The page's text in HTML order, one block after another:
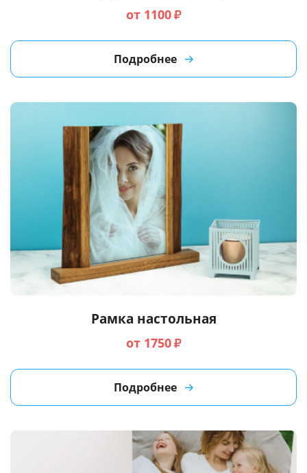
от 1100₽
Подробнее
Рамка настольная
от 1750₽
Подробнее